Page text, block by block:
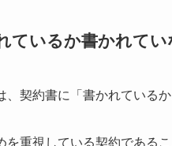
ているか書かれて
、契約書に「書かれている
を重視している契約であるこ